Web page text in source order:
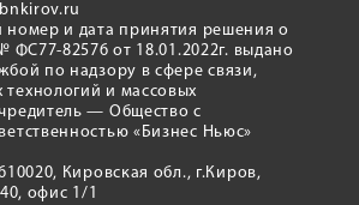
номер и дата принятия решения о
ФС77-82576 от 18.01.2022г. выдано
по надзору в сфере связи,
и массовых
— Общество с
«Бизнес Ньюс»
Кировская обл., г.Киров,
офис 1/1